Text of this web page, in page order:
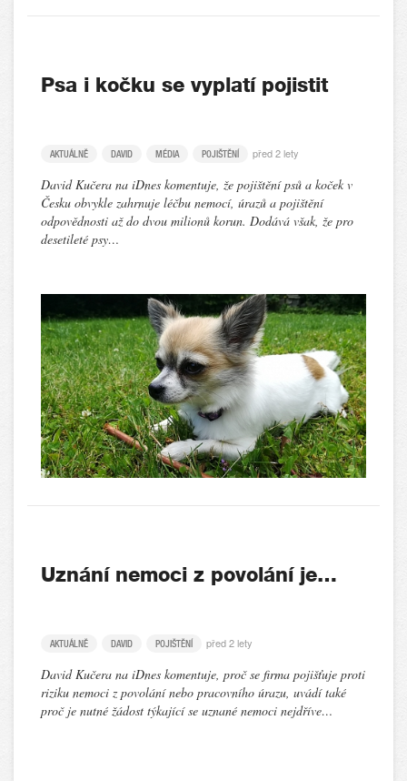
Psa i kočku se vyplatí pojistit
AKTUÁLNĚ DAVID MÉDIA POJIŠTĚNÍ před 2 lety
David Kučera na iDnes komentuje, že pojištění psů a koček v
Česku obvykle zahrnuje léčbu nemocí, úrazů a pojištění
odpovědnosti až do dvou milionů korun. Dodává však, že pro
desetileté psy…
Uznání nemoci z povolání je…
AKTUÁLNĚ DAVID POJIŠTĚNÍ před 2 lety
David Kučera na iDnes komentuje, proč se firma pojišťuje proti
riziku nemoci z povolání nebo pracovního úrazu, uvádí také
proč je nutné žádost týkající se uznané nemoci nejdříve…